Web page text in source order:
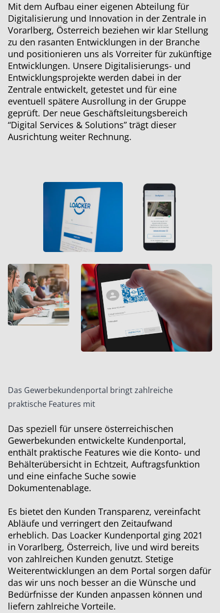
Mit dem Aufbau einer eigenen Abteilung für
Digitalisierung und Innovation in der Zentrale in
Vorarlberg, Österreich beziehen wir klar Stellung
zu den rasanten Entwicklungen in der Branche
und positionieren uns als Vorreiter für zukünftige
Entwicklungen. Unsere Digitalisierungs- und
Entwicklungsprojekte werden dabei in der
Zentrale entwickelt, getestet und für eine
eventuell spätere Ausrollung in der Gruppe
geprüft. Der neue Geschäftsleitungsbereich
“Digital Services & Solutions” trägt dieser
Ausrichtung weiter Rechnung.
Das Gewerbekundenportal bringt zahlreiche
praktische Features mit
Das speziell für unsere österreichischen
Gewerbekunden entwickelte Kundenportal,
enthält praktische Features wie die Konto- und
Behälterübersicht in Echtzeit, Auftragsfunktion
und eine einfache Suche sowie
Dokumentenablage.
Es bietet den Kunden Transparenz, vereinfacht
Abläufe und verringert den Zeitaufwand
erheblich. Das Loacker Kundenportal ging 2021
in Vorarlberg, Österreich, live und wird bereits
von zahlreichen Kunden genutzt. Stetige
Weiterentwicklungen an dem Portal sorgen dafür
das wir uns noch besser an die Wünsche und
Bedürfnisse der Kunden anpassen können und
liefern zahlreiche Vorteile.